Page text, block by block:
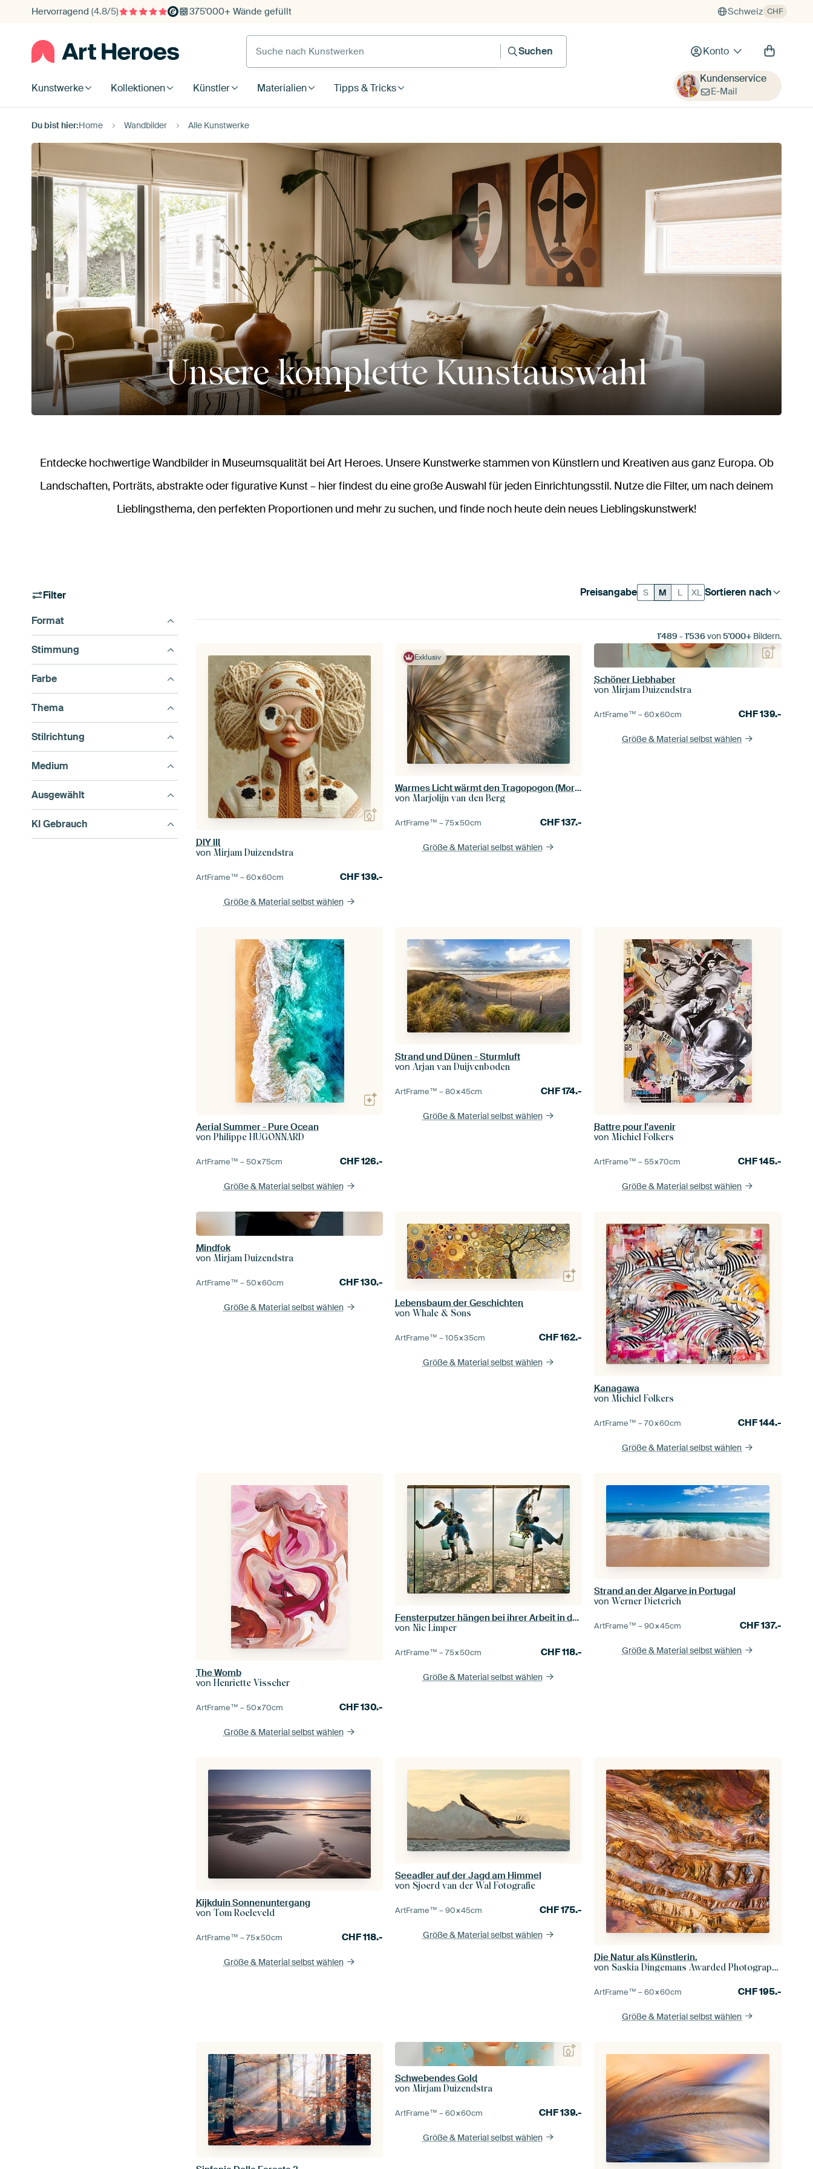
Hervorragend (4.8/5) 375'000+ Wände gefüllt Schweiz CHF
Suche nach Kunstwerken
Suchen
Konto
Kunstwerke Kollektionen Künstler Materialien Tipps & Tricks
Kundenservice
E-Mail
Du bist hier:Home Wandbilder Alle Kunstwerke
Unsere komplette Kunstauswahl
Entdecke hochwertige Wandbilder in Museumsqualität bei Art Heroes. Unsere Kunstwerke stammen von Künstlern und Kreativen aus ganz Europa. Ob
Landschaften, Porträts, abstrakte oder figurative Kunst – hier findest du eine große Auswahl für jeden Einrichtungsstil. Nutze die Filter, um nach deinem
Lieblingsthema, den perfekten Proportionen und mehr zu suchen, und finde noch heute dein neues Lieblingskunstwerk!
Filter
Format
Stimmung
Farbe
Thema
Stilrichtung
Medium
Ausgewählt
KI Gebrauch
Sortieren nach
Preisangabe S M L XL
1'489 - 1'536von5'000+Bildern.
DIY III
vonMirjam Duizendstra
ArtFrame™ –60×60cm CHF139.-
Größe & Material selbst wählen
Exklusiv
Warmes Licht wärmt den Tragopogon (Morgenstern)
vonMarjolijn van den Berg
ArtFrame™ –75×50cm CHF137.-
Größe & Material selbst wählen
Schöner Liebhaber
vonMirjam Duizendstra
ArtFrame™ –60×60cm CHF139.-
Größe & Material selbst wählen
Aerial Summer - Pure Ocean
vonPhilippe HUGONNARD
ArtFrame™ –50×75cm CHF126.-
Größe & Material selbst wählen
Strand und Dünen - Sturmluft
vonArjan van Duijvenboden
ArtFrame™ –80×45cm CHF174.-
Größe & Material selbst wählen
Battre pour l'avenir
vonMichiel Folkers
ArtFrame™ –55×70cm CHF145.-
Größe & Material selbst wählen
Mindfok
vonMirjam Duizendstra
ArtFrame™ –50×60cm CHF130.-
Größe & Material selbst wählen
Lebensbaum der Geschichten
vonWhale & Sons
ArtFrame™ –105×35cm CHF162.-
Größe & Material selbst wählen
Kanagawa
vonMichiel Folkers
ArtFrame™ –70×60cm CHF144.-
Größe & Material selbst wählen
The Womb
vonHenriette Visscher
ArtFrame™ –50×70cm CHF130.-
Größe & Material selbst wählen
Fensterputzer hängen bei ihrer Arbeit in der Höhe von einem Wolkenkratzer
von Nic Limper
ArtFrame™ –75×50cm CHF118.-
Größe & Material selbst wählen
Strand an der Algarve in Portugal
vonWerner Dieterich
ArtFrame™ –90×45cm CHF137.-
Größe & Material selbst wählen
Kijkduin Sonnenuntergang
vonTom Roeleveld
ArtFrame™ –75×50cm CHF118.-
Größe & Material selbst wählen
Seeadler auf der Jagd am Himmel
von Sjoerd van der Wal Fotografie
ArtFrame™ –90×45cm CHF175.-
Größe & Material selbst wählen
Die Natur als Künstlerin.
von Saskia Dingemans Awarded Photographer
ArtFrame™ –60×60cm CHF195.-
Größe & Material selbst wählen
Schwebendes Gold
vonMirjam Duizendstra
ArtFrame™ –60×60cm CHF139.-
Größe & Material selbst wählen